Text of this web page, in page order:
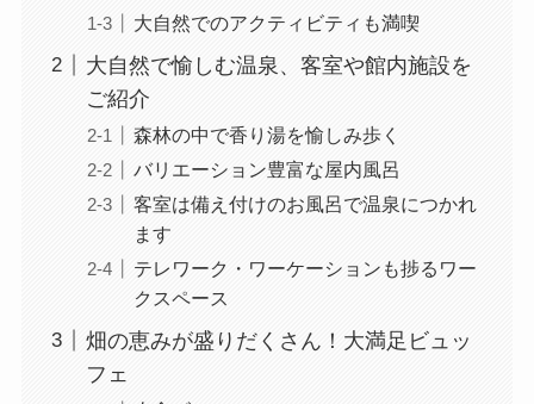
大自然でのアクティビティも満喫
大自然で愉しむ温泉、客室や館内施設を
ご紹介
森林の中で香り湯を愉しみ歩く
バリエーション豊富な屋内風呂
客室は備え付けのお風呂で温泉につかれ
ます
テレワーク・ワーケーションも捗るワー
クスペース
畑の恵みが盛りだくさん！大満足ビュッ
フェ